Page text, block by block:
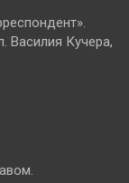
Василия Кучера,